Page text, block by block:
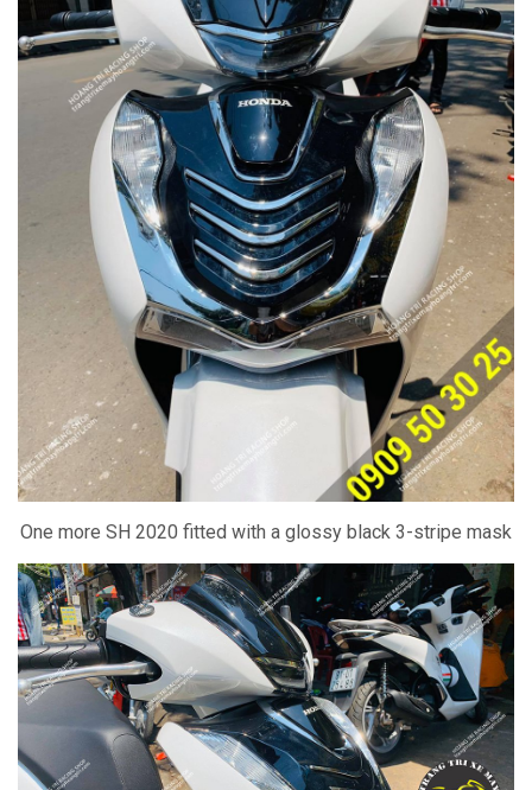
One more SH 2020 fitted with a glossy black 3-stripe mask